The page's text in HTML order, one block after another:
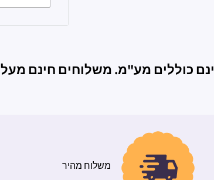
כוללים מע"מ. משלוחים חינם מעל 700ש"ח
משלוח מהיר